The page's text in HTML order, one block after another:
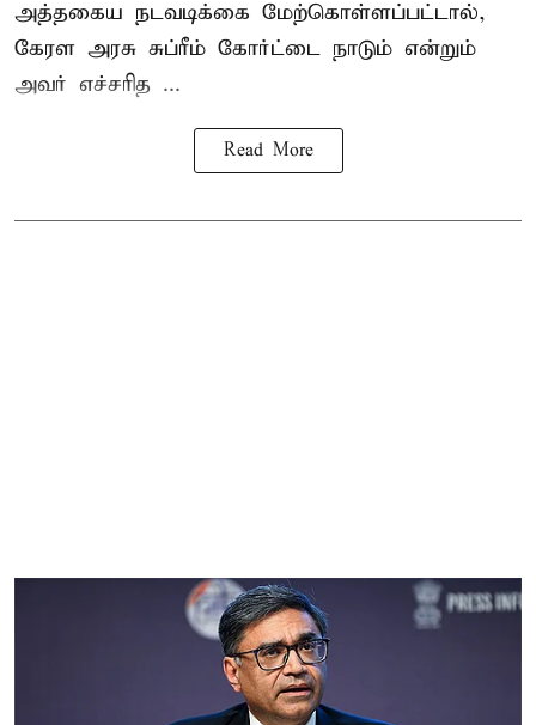
அத்தகைய நடவடிக்கை மேற்கொள்ளப்பட்டால்,
கேரள அரசு சுப்ரீம் கோர்ட்டை நாடும் என்றும்
அவர் எச்சரித ...
Read More